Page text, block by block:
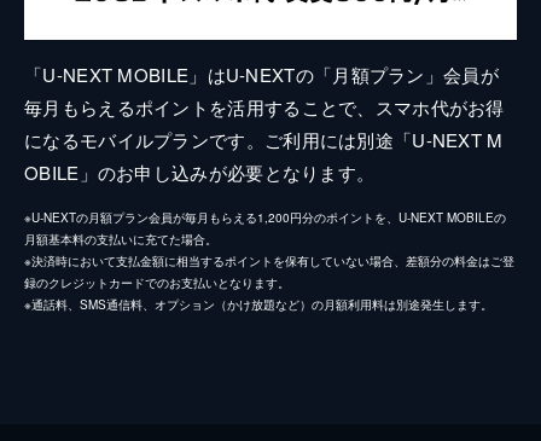
「U-NEXT MOBILE」はU-NEXTの「月額プラン」会員が
毎月もらえるポイントを活用することで、スマホ代がお得
になるモバイルプランです。ご利用には別途「U-NEXT M
OBILE」のお申し込みが必要となります。
※U-NEXTの月額プラン会員が毎月もらえる1,200円分のポイントを、U-NEXT MOBILEの
月額基本料の支払いに充てた場合。
※決済時において支払金額に相当するポイントを保有していない場合、差額分の料金はご登
録のクレジットカードでのお支払いとなります。
※通話料、SMS通信料、オプション（かけ放題など）の月額利用料は別途発生します。